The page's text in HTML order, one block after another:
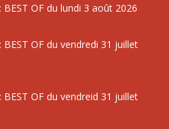
BEST OF du lundi 3 août 2026
BEST OF du vendredi 31 juillet
BEST OF du vendreid 31 juillet